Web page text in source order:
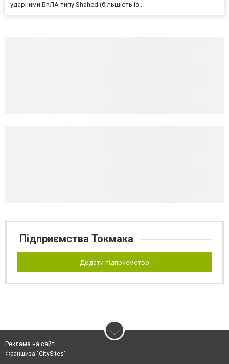
ударними БпЛА типу Shahed (більшість із...
Підприємства Токмака
Додати підприємство
Реклама на сайті
Франшиза "CitySites"